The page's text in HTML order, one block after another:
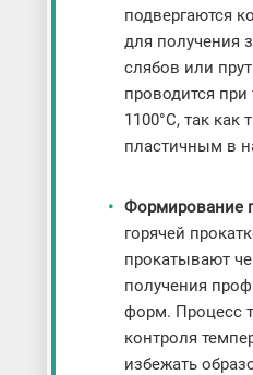
подвергаются
для получения
слябов или
проводится при
1100°C, так как
пластичным в
Формирование
горячей
прокатывают
получения
форм. Процесс
контроля
избежать